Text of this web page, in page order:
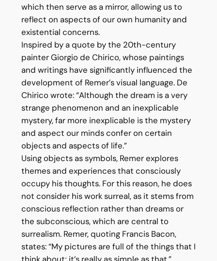
which then serve as a mirror, allowing us to
reflect on aspects of our own humanity and
existential concerns.
Inspired by a quote by the 20th-century
painter Giorgio de Chirico, whose paintings
and writings have significantly influenced the
development of Remer’s visual language. De
Chirico wrote: “Although the dream is a very
strange phenomenon and an inexplicable
mystery, far more inexplicable is the mystery
and aspect our minds confer on certain
objects and aspects of life.”
Using objects as symbols, Remer explores
themes and experiences that consciously
occupy his thoughts. For this reason, he does
not consider his work surreal, as it stems from
conscious reflection rather than dreams or
the subconscious, which are central to
surrealism. Remer, quoting Francis Bacon,
states: “My pictures are full of the things that I